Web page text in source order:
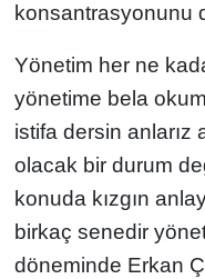
konsantrasyonunu
Yönetim her ne
yönetime bela
istifa dersin anlarız
olacak bir durum
konuda kızgın
birkaç senedir
döneminde Erkan